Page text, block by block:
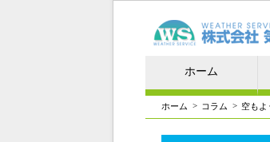
ホーム
ホーム > コラム > 空もよ